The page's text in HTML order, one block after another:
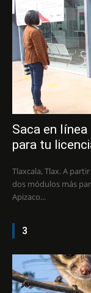
Saca en
para tu
Tlaxcala, Tlax. A
dos módulos más
Apizaco...
3